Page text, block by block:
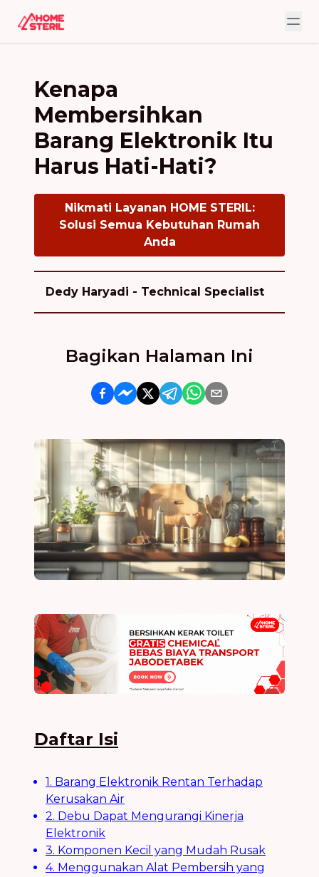
Kenapa
Membersihkan
Barang Elektronik Itu
Harus Hati-Hati?
Nikmati Layanan HOME STERIL:
Solusi Semua Kebutuhan Rumah
Anda
Dedy Haryadi - Technical Specialist
Bagikan Halaman Ini
Daftar Isi
1. Barang Elektronik Rentan Terhadap
Kerusakan Air
2. Debu Dapat Mengurangi Kinerja
Elektronik
3. Komponen Kecil yang Mudah Rusak
4. Menggunakan Alat Pembersih yang